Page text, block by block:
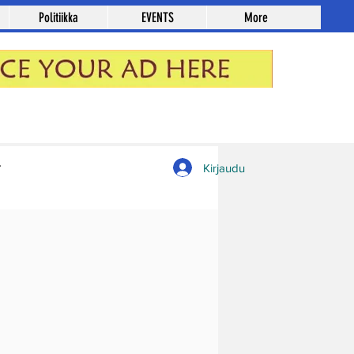
Politiikka EVENTS More
Kirjaudu sisään / Rekisteröidy
Kirjaudu